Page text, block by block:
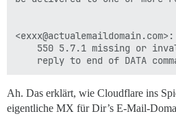
550 5.7.1 missing or
Ah. Das erklärt, wie Cloudflare ins
eigentliche MX für Dir’s E-Mail-